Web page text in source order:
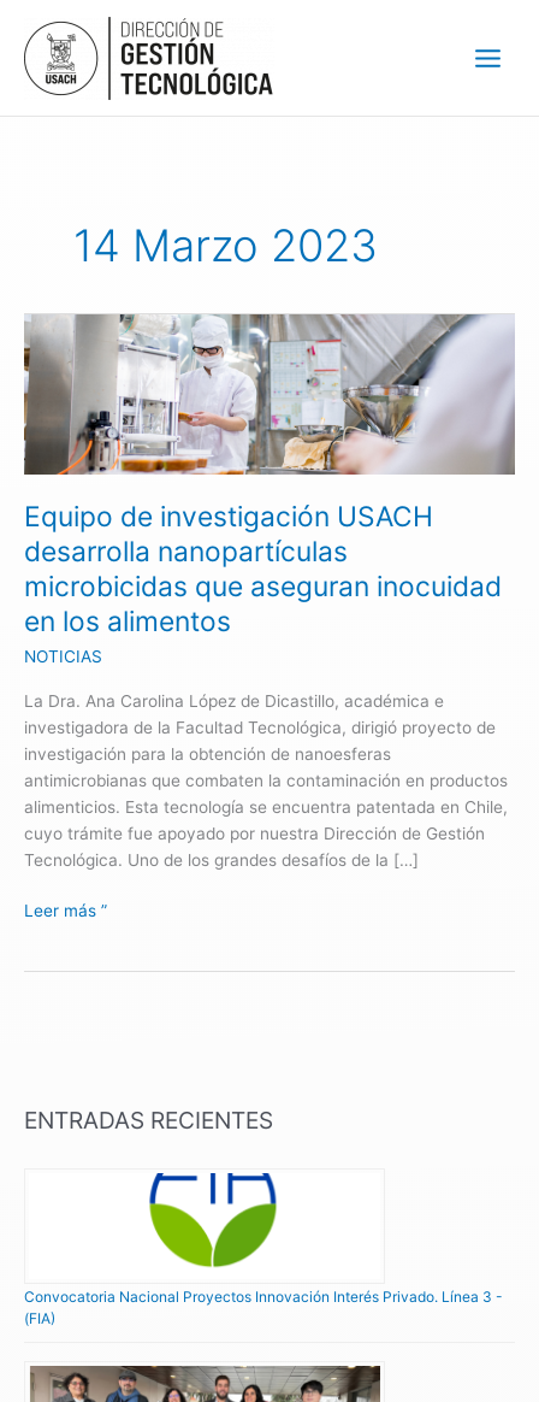
contenido
14 Marzo 2023
Equipo de investigación USACH
desarrolla nanopartículas
microbicidas que aseguran inocuidad
en los alimentos
NOTICIAS
La Dra. Ana Carolina López de Dicastillo, académica e
investigadora de la Facultad Tecnológica, dirigió proyecto de
investigación para la obtención de nanoesferas
antimicrobianas que combaten la contaminación en productos
alimenticios. Esta tecnología se encuentra patentada en Chile,
cuyo trámite fue apoyado por nuestra Dirección de Gestión
Tecnológica. Uno de los grandes desafíos de la […]
Equipo
de
investigación
USACH
desarrolla
nanopartículas
que
aseguran
inocuidad
en
los
Leer más ”
ENTRADAS RECIENTES
Convocatoria Nacional Proyectos Innovación Interés Privado. Línea 3 -
(FIA)